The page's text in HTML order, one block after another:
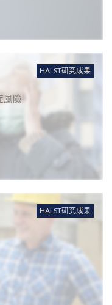
HALST研究成果
風險
HALST研究成果